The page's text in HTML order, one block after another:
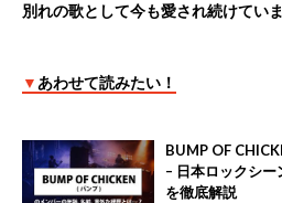
別れの歌として今も愛され続けていま
▼ あわせて読みたい！
BUMP OF
– 日本ロックシ
を徹底解説